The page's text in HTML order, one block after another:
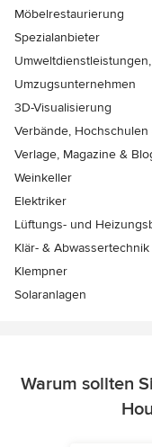
Möbelrestaurierung
Spezialanbieter
Umzugsunternehmen
3D-Visualisierung
Verbände,
Verlage, Magazine &
Weinkeller
Elektriker
Lüftungs- und
Klär- & Abwassertechnik
Klempner
Solaranlagen
Warum sollten